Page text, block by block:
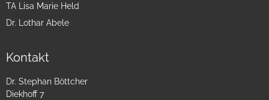
TA Lisa Marie Held
Dr. Lothar Abele
Kontakt
Dr. Stephan Böttcher
Diekhoff 7